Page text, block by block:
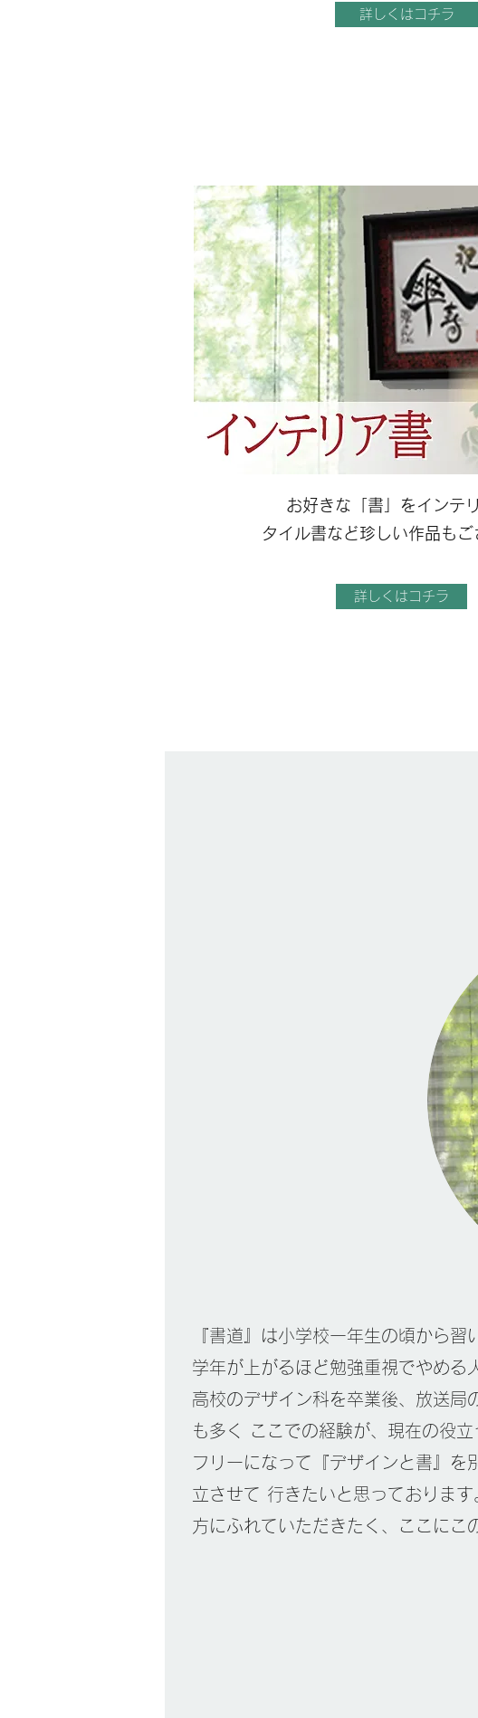
詳しくはコチラ
お好きな「書」をインテ
タイル書など珍しい作品もご
詳しくはコチラ
『書道』は小学校一年生の頃から習
学年が上がるほど勉強重視でやめる
高校のデザイン科を卒業後、放送局
も多く ここでの経験が、現在の役立
フリーになって『デザインと書』を
立させて 行きたいと思っておりま
方にふれていただきたく、ここにこ
神